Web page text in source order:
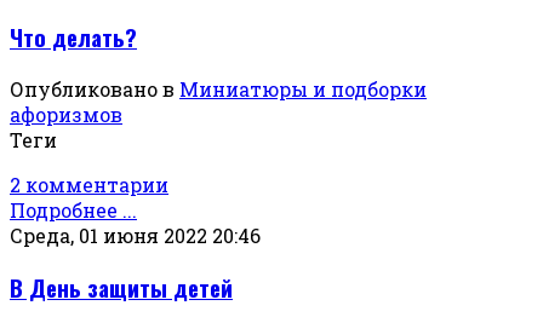
Что делать?
Опубликовано в Миниатюры и подборки
афоризмов
Теги
2 комментарии
Подробнее ...
Среда, 01 июня 2022 20:46
В День защиты детей